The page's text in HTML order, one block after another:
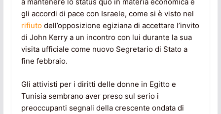
gli accordi di pace con Israele, come si è visto nel
rifiutodell’opposizione egiziana di accettare l’invito
di John Kerry a un incontro con lui durante la sua
visita ufficiale come nuovo Segretario di Stato a
fine febbraio.
Gli attivisti per i diritti delle donne in Egitto e
Tunisia sembrano aver preso sul serio i
preoccupanti segnali della crescente ondata di